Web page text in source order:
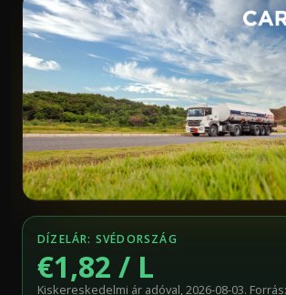
DÍZELÁR: SVÉDORSZÁG
€1,82 / L
Kiskereskedelmi ár adóval, 2026-08-03.